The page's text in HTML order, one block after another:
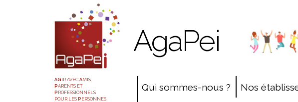
AgaPei
AG IR AVEC AMIS,
PARENTS ET
P ROFESSIONNELS
POUR LES P ERSONNES
Qui sommes-nous ?
Nos
Panneau de gestion des cookies